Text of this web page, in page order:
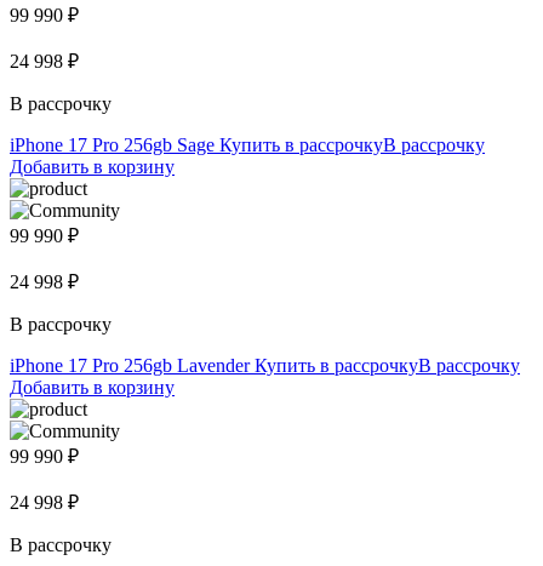
99 990 ₽
24 998 ₽
В рассрочку
iPhone 17 Pro 256gb Sage Купить в рассрочкуВ рассрочку
Добавить в корзину
99 990 ₽
24 998 ₽
В рассрочку
iPhone 17 Pro 256gb LavenderКупить в рассрочкуВ рассрочку
Добавить в корзину
99 990 ₽
24 998 ₽
В рассрочку